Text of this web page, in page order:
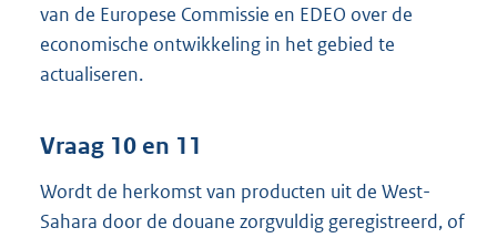
van de Europese Commissie en EDEO over de
economische ontwikkeling in het gebied te
actualiseren.
Vraag 10 en 11
Wordt de herkomst van producten uit de West-
Sahara door de douane zorgvuldig geregistreerd, of